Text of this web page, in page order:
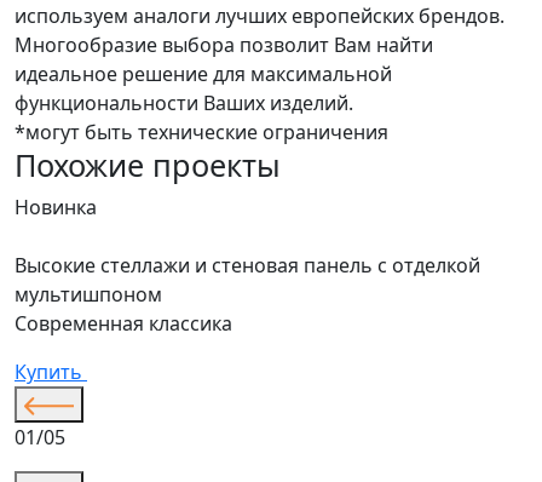
используем аналоги лучших европейских брендов.
Многообразие выбора позволит Вам найти
идеальное решение для максимальной
функциональности Ваших изделий.
*могут быть технические ограничения
Похожие проекты
Новинка
Высокие стеллажи и стеновая панель с отделкой
мультишпоном
Современная классика
Купить
01/05